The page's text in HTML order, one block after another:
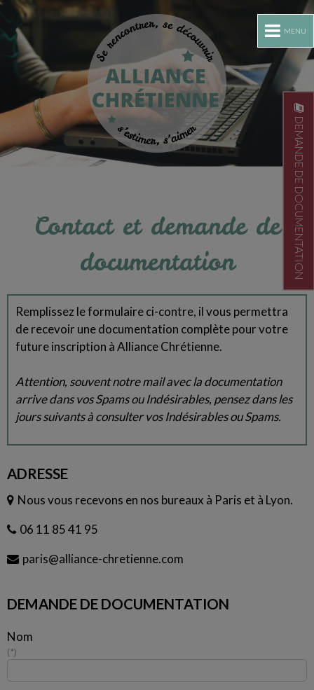
MENU
DEMANDE DE DOCUMENTATION
Contact et demande de
documentation
Remplissez le formulaire ci-contre, il vous permettra
de recevoir une documentation complète pour votre
future inscription à Alliance Chrétienne.
Attention, souvent notre mail avec la documentation
arrive dans vos Spams ou Indésirables, pensez dans les
jours suivants à consulter vos Indésirables ou Spams.
ADRESSE
Nous vous recevons en nos bureaux à Paris et à Lyon.
06 11 85 41 95
paris@alliance-chretienne.com
DEMANDE DE DOCUMENTATION
Nom
*